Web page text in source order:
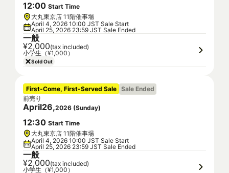
12:00 Start Time
大丸東京店 11階催事場
April 4, 2026 10:00 JST Sale Start
April 25, 2026 23:59 JST Sale Ended
一般
¥2,000(tax included)
小学生（¥1,000）
Sold Out
First-Come, First-Served Sale Sale Ended
前売り
April26,2026 (Sunday)
12:30 Start Time
大丸東京店 11階催事場
April 4, 2026 10:00 JST Sale Start
April 25, 2026 23:59 JST Sale Ended
一般
¥2,000(tax included)
小学生（¥1,000）